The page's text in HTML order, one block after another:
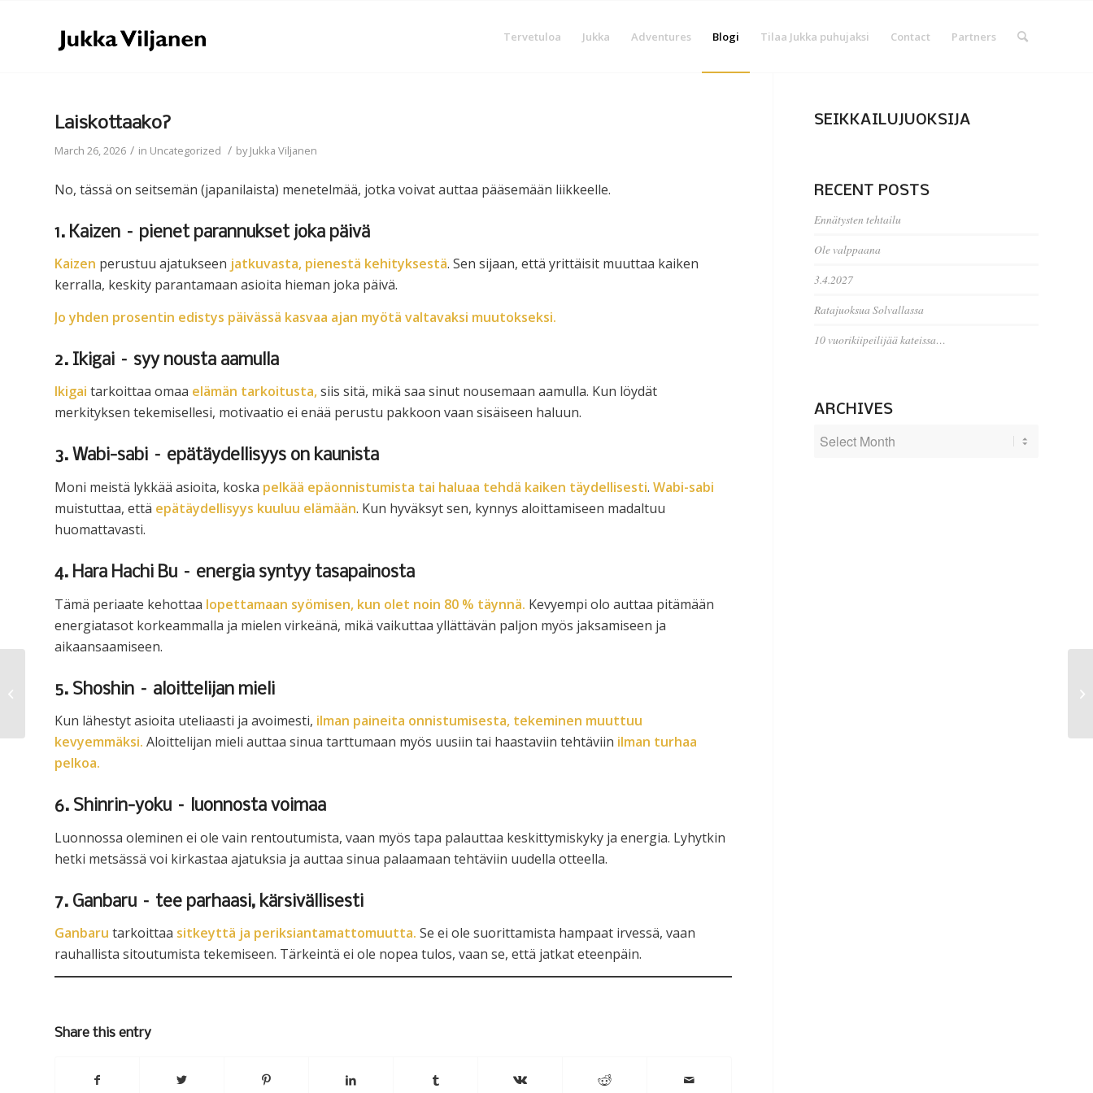
Tervetuloa Jukka Adventures Blogi Tilaa Jukka puhujaksi Contact Partners
Laiskottaako?
March 26, 2026 / in Uncategorized / byJukka Viljanen
No, tässä on seitsemän (japanilaista) menetelmää, jotka voivat auttaa pääsemään liikkeelle.
1. Kaizen – pienet parannukset joka päivä
Kaizen perustuu ajatukseen jatkuvasta, pienestä kehityksestä. Sen sijaan, että yrittäisit muuttaa kaiken
kerralla, keskity parantamaan asioita hieman joka päivä.
Jo yhden prosentin edistys päivässä kasvaa ajan myötä valtavaksi muutokseksi.
2. Ikigai – syy nousta aamulla
Ikigai tarkoittaa omaa elämän tarkoitusta,siis sitä, mikä saa sinut nousemaan aamulla. Kun löydät
merkityksen tekemisellesi, motivaatio ei enää perustu pakkoon vaan sisäiseen haluun.
3. Wabi-sabi – epätäydellisyys on kaunista
Moni meistä lykkää asioita, koska pelkää epäonnistumista tai haluaa tehdä kaiken täydellisesti. Wabi-sabi
muistuttaa, että epätäydellisyys kuuluu elämään. Kun hyväksyt sen, kynnys aloittamiseen madaltuu
huomattavasti.
4. Hara Hachi Bu – energia syntyy tasapainosta
Tämä periaate kehottaa lopettamaan syömisen, kun olet noin 80 % täynnä. Kevyempi olo auttaa pitämään
energiatasot korkeammalla ja mielen virkeänä, mikä vaikuttaa yllättävän paljon myös jaksamiseen ja
aikaansaamiseen.
5. Shoshin – aloittelijan mieli
Kun lähestyt asioita uteliaasti ja avoimesti, ilman paineita onnistumisesta, tekeminen muuttuu
kevyemmäksi. Aloittelijan mieli auttaa sinua tarttumaan myös uusiin tai haastaviin tehtäviin ilman turhaa
pelkoa.
6. Shinrin-yoku – luonnosta voimaa
Luonnossa oleminen ei ole vain rentoutumista, vaan myös tapa palauttaa keskittymiskyky ja energia. Lyhytkin
hetki metsässä voi kirkastaa ajatuksia ja auttaa sinua palaamaan tehtäviin uudella otteella.
7. Ganbaru – tee parhaasi, kärsivällisesti
Ganbaru tarkoittaa sitkeyttä ja periksiantamattomuutta. Se ei ole suorittamista hampaat irvessä, vaan
rauhallista sitoutumista tekemiseen. Tärkeintä ei ole nopea tulos, vaan se, että jatkat eteenpäin.
Share this entry
SEIKKAILUJUOKSIJA
RECENT POSTS
Ennätysten tehtailu
Ole valppaana
3.4.2027
Ratajuoksua Solvallassa
10 vuorikiipeilijää kateissa…
ARCHIVES
Metsäpäivä 2